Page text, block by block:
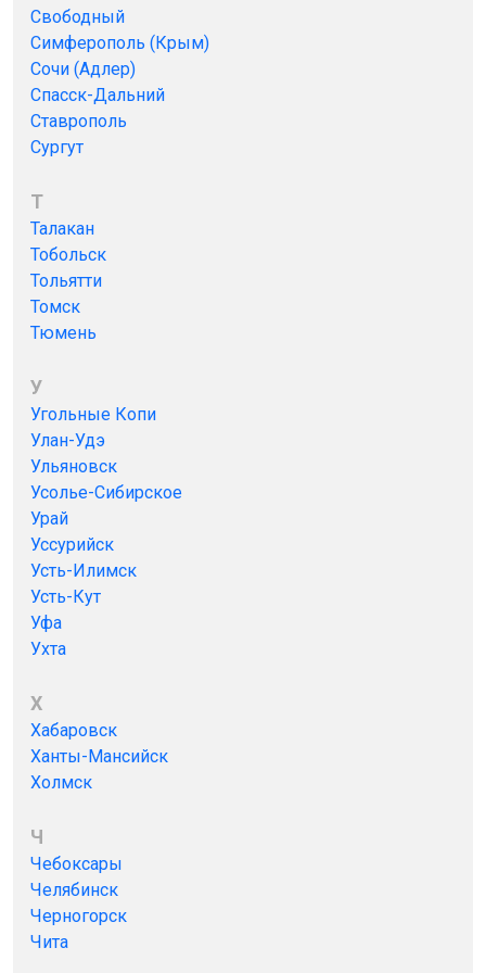
Свободный
Симферополь (Крым)
Сочи (Адлер)
Спасск-Дальний
Ставрополь
Сургут
Т
Талакан
Тобольск
Тольятти
Томск
Тюмень
У
Угольные Копи
Улан-Удэ
Ульяновск
Усолье-Сибирское
Урай
Уссурийск
Усть-Илимск
Усть-Кут
Уфа
Ухта
Х
Хабаровск
Ханты-Мансийск
Холмск
Ч
Чебоксары
Челябинск
Черногорск
Чита